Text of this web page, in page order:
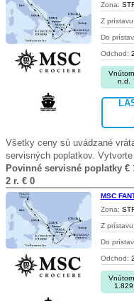
Zona:
Z prístavu:
Do
Odchod:
n.d.
Všetky ceny sú uvádzané
servisných poplatkov.
Povinné servisné poplatky €
2 r. € 0
MSC
Zona:
Z prístavu:
Do
Odchod:
1.829